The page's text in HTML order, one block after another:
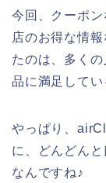
今回、クーポ
店のお得な情
たのは、多く
品に満足して
やっぱり、
に、どんどん
なんですね♪